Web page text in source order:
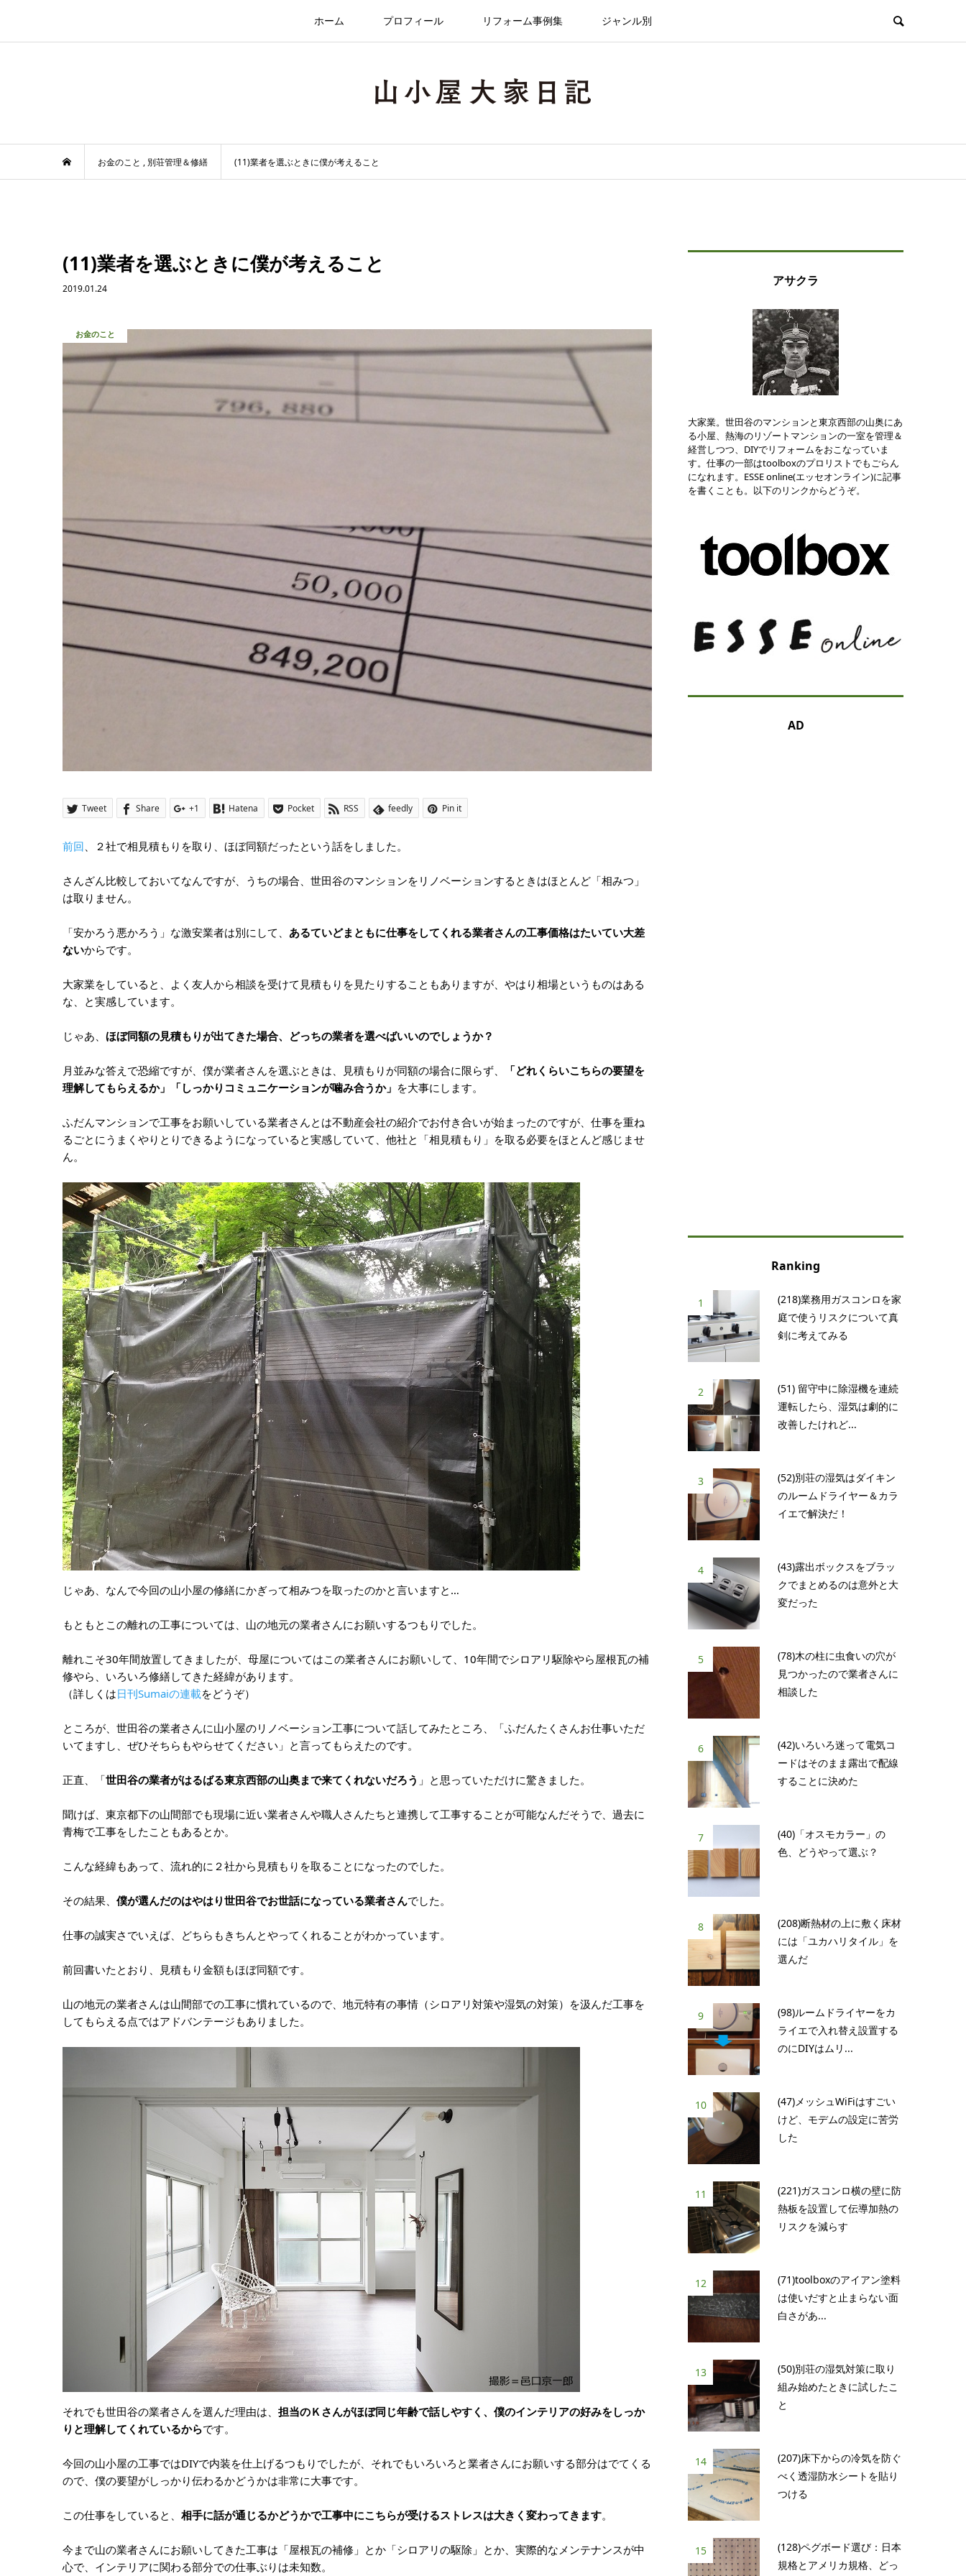
ホーム プロフィール リフォーム事例集 ジャンル別
お金のこと , 別荘管理＆修繕 (11)業者を選ぶときに僕が考えること
(11)業者を選ぶときに僕が考えること
2019.01.24
お金のこと
Tweet Share +1 Hatena Pocket RSS feedly Pin it
前回、２社で相見積もりを取り、ほぼ同額だったという話をしました。
さんざん比較しておいてなんですが、うちの場合、世田谷のマンションをリノベーションするときはほとんど「相みつ」
は取りません。
「安かろう悪かろう」な激安業者は別にして、 あるていどまともに仕事をしてくれる業者さんの工事価格はたいてい大差
ないからです。
大家業をしていると、よく友人から相談を受けて見積もりを見たりすることもありますが、やはり相場というものはある
な、と実感しています。
じゃあ、 ほぼ同額の見積もりが出てきた場合、どっちの業者を選べばいいのでしょうか？
月並みな答えで恐縮ですが、僕が業者さんを選ぶときは、見積もりが同額の場合に限らず、
「どれくらいこちらの要望を
理解してもらえるか」「しっかりコミュニケーションが噛み合うか」 を大事にします。
ふだんマンションで工事をお願いしている業者さんとは不動産会社の紹介でお付き合いが始まったのですが、仕事を重ね
るごとにうまくやりとりできるようになっていると実感していて、他社と「相見積もり」を取る必要をほとんど感じませ
ん。
じゃあ、なんで今回の山小屋の修繕にかぎって相みつを取ったのかと言いますと…
もともとこの離れの工事については、山の地元の業者さんにお願いするつもりでした。
離れこそ30年間放置してきましたが、母屋についてはこの業者さんにお願いして、10年間でシロアリ駆除やら屋根瓦の補
修やら、いろいろ修繕してきた経緯があります。
（詳しくは日刊Sumaiの連載をどうぞ）
ところが、世田谷の業者さんに山小屋のリノベーション工事について話してみたところ、「ふだんたくさんお仕事いただ
いてますし、ぜひそちらもやらせてください」と言ってもらえたのです。
正直、「世田谷の業者がはるばる東京西部の山奥まで来てくれないだろう 」と思っていただけに驚きました。
聞けば、東京都下の山間部でも現場に近い業者さんや職人さんたちと連携して工事することが可能なんだそうで、過去に
青梅で工事をしたこともあるとか。
こんな経緯もあって、流れ的に２社から見積もりを取ることになったのでした。
その結果、 僕が選んだのはやはり世田谷でお世話になっている業者さんでした。
仕事の誠実さでいえば、どちらもきちんとやってくれることがわかっています。
前回書いたとおり、見積もり金額もほぼ同額です。
山の地元の業者さんは山間部での工事に慣れているので、地元特有の事情（シロアリ対策や湿気の対策）を汲んだ工事を
してもらえる点ではアドバンテージもありました。
それでも世田谷の業者さんを選んだ理由は、 担当のＫさんがほぼ同じ年齢で話しやすく、僕のインテリアの好みをしっか
りと理解してくれているからです。
今回の山小屋の工事ではDIYで内装を仕上げるつもりでしたが、それでもいろいろと業者さんにお願いする部分はでてくる
ので、僕の要望がしっかり伝わるかどうかは非常に大事です。
この仕事をしていると、 相手に話が通じるかどうかで工事中にこちらが受けるストレスは大きく変わってきます。
今まで山の業者さんにお願いしてきた工事は「屋根瓦の補修」とか「シロアリの駆除」とか、実際的なメンテナンスが中
心で、インテリアに関わる部分での仕事ぶりは未知数。
アサクラ
大家業。世田谷のマンションと東京西部の山奥にあ
る小屋、熱海のリゾートマンションの一室を管理＆
経営しつつ、DIYでリフォームをおこなっていま
す。仕事の一部はtoolboxのプロリストでもごらん
になれます。ESSE online(エッセオンライン)に記事
を書くことも。以下のリンクからどうぞ。
AD
Ranking
1
(218)業務用ガスコンロを家
庭で使うリスクについて真
剣に考えてみる
2
(51) 留守中に除湿機を連続
運転したら、湿気は劇的に
改善したけれど...
3
(52)別荘の湿気はダイキン
のルームドライヤー＆カラ
イエで解決だ！
4
(43)露出ボックスをブラッ
クでまとめるのは意外と大
変だった
5
(78)木の柱に虫食いの穴が
見つかったので業者さんに
相談した
6
(42)いろいろ迷って電気コ
ードはそのまま露出で配線
することに決めた
7
(40)「オスモカラー」の
色、どうやって選ぶ？
8
(208)断熱材の上に敷く床材
には「ユカハリタイル」を
選んだ
9
(98)ルームドライヤーをカ
ライエで入れ替え設置する
のにDIYはムリ...
10
(47)メッシュWiFiはすごい
けど、モデムの設定に苦労
した
11
(221)ガスコンロ横の壁に防
熱板を設置して伝導加熱の
リスクを減らす
12
(71)toolboxのアイアン塗料
は使いだすと止まらない面
白さがあ...
13
(50)別荘の湿気対策に取り
組み始めたときに試したこ
と
14
(207)床下からの冷気を防ぐ
べく透湿防水シートを貼り
つける
15
(128)ペグボード選び：日本
規格とアメリカ規格、どっ